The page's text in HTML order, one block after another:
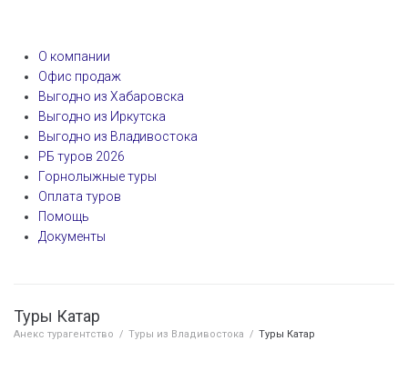
О компании
Офис продаж
Выгодно из Хабаровска
Выгодно из Иркутска
Выгодно из Владивостока
РБ туров 2026
Горнолыжные туры
Оплата туров
Помощь
Документы
Туры Катар
Анекс турагентство / Туры из Владивостока / Туры Катар